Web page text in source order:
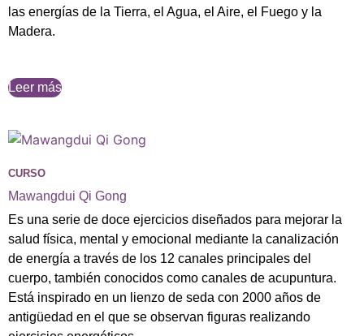
las energías de la Tierra, el Agua, el Aire, el Fuego y la
Madera.
Leer más
CURSO
Mawangdui Qi Gong
Es una serie de doce ejercicios diseñados para mejorar la
salud física, mental y emocional mediante la canalización
de energía a través de los 12 canales principales del
cuerpo, también conocidos como canales de acupuntura.
Está inspirado en un lienzo de seda con 2000 años de
antigüedad en el que se observan figuras realizando